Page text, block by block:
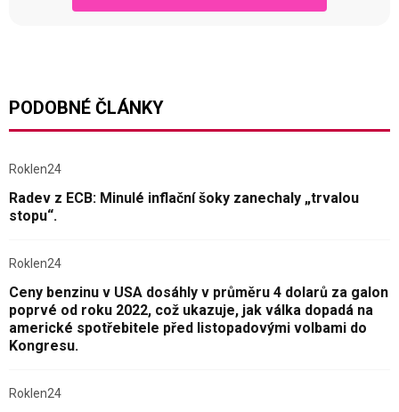
PODOBNÉ ČLÁNKY
Roklen24
Radev z ECB: Minulé inflační šoky zanechaly „trvalou
stopu“.
Roklen24
Ceny benzinu v USA dosáhly v průměru 4 dolarů za galon
poprvé od roku 2022, což ukazuje, jak válka dopadá na
americké spotřebitele před listopadovými volbami do
Kongresu.
Roklen24